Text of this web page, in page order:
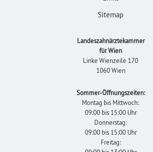
Sitemap
Landeszahnärztekammer
für Wien
Linke Wienzeile 170
1060 Wien
Sommer-Öffnungszeiten:
Montag bis Mittwoch:
09:00 bis 15:00 Uhr
Donnerstag:
09:00 bis 15:00 Uhr
Freitag: